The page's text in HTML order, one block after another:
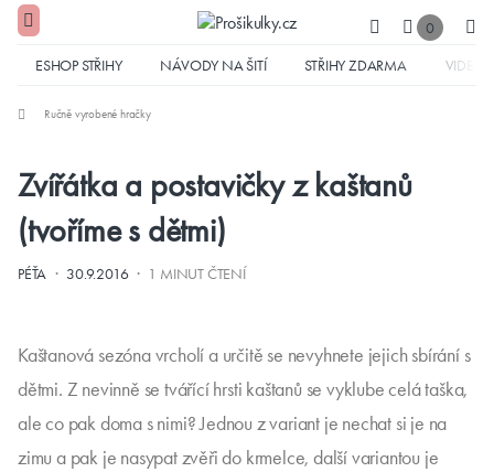
0
ESHOP STŘIHY NÁVODY NA ŠITÍ STŘIHY ZDARMA VIDEA
Ručně vyrobené hračky
Zvířátka a postavičky z kaštanů
(tvoříme s dětmi)
PÉŤA · 30.9.2016 · 1 MINUT ČTENÍ
Kaštanová sezóna vrcholí a určitě se nevyhnete jejich sbírání s
dětmi. Z nevinně se tvářící hrsti kaštanů se vyklube celá taška,
ale co pak doma s nimi? Jednou z variant je nechat si je na
zimu a pak je nasypat zvěři do krmelce, další variantou je